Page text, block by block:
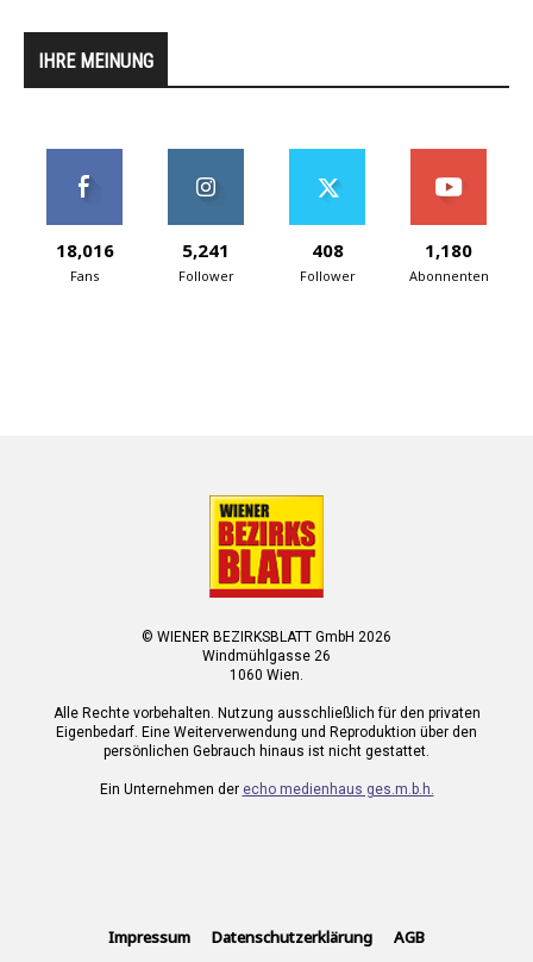
IHRE MEINUNG
18,016
Fans
5,241
Follower
408
Follower
1,180
Abonnenten
© WIENER BEZIRKSBLATT GmbH 2026
Windmühlgasse 26
1060 Wien.
Alle Rechte vorbehalten. Nutzung ausschließlich für den privaten
Eigenbedarf. Eine Weiterverwendung und Reproduktion über den
persönlichen Gebrauch hinaus ist nicht gestattet.
Ein Unternehmen der echo medienhaus ges.m.b.h.
Impressum Datenschutzerklärung AGB